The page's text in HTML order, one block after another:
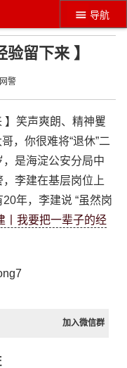
导航
留下来 】
警
】笑声爽朗、精神矍
，你很难将“退休”二
是海淀公安分局中
李建在基层岗位上
年，李建说 “虽然岗
丨我要把一辈子的经
加入微信群